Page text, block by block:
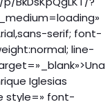
serif; font-
line-
Iglesias
style=» font-